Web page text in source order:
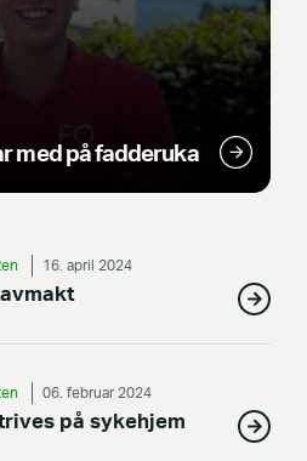
med på fadderuka
16. april 2024
06. februar 2024
på sykehjem